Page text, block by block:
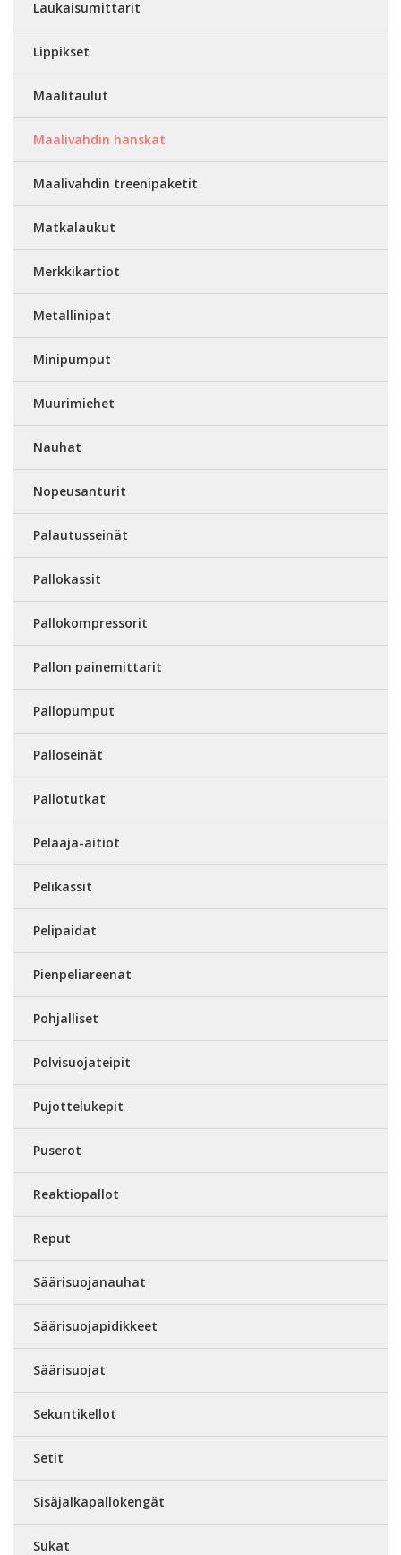
Laukaisumittarit
Lippikset
Maalitaulut
Maalivahdin hanskat
Maalivahdin treenipaketit
Matkalaukut
Merkkikartiot
Metallinipat
Minipumput
Muurimiehet
Nauhat
Nopeusanturit
Palautusseinät
Pallokassit
Pallokompressorit
Pallon painemittarit
Pallopumput
Palloseinät
Pallotutkat
Pelaaja-aitiot
Pelikassit
Pelipaidat
Pienpeliareenat
Pohjalliset
Polvisuojateipit
Pujottelukepit
Puserot
Reaktiopallot
Reput
Säärisuojanauhat
Säärisuojapidikkeet
Säärisuojat
Sekuntikellot
Setit
Sisäjalkapallokengät
Sukat